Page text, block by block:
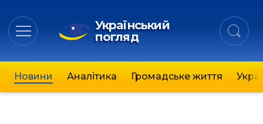
Український
погляд
Новини Аналітика Громадське життя